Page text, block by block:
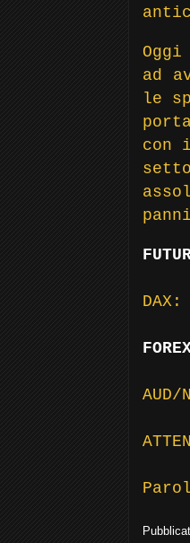
ad
le
con
DAX: